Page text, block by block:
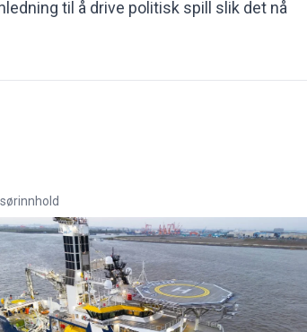
til å drive politisk spill slik det nå